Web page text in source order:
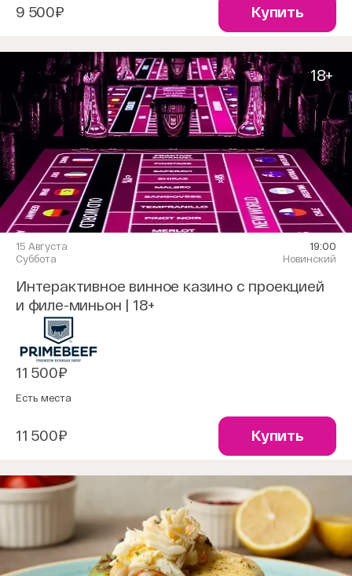
9 500₽ Купить
18+
15 Августа
Суббота
19:00
Новинский
Интерактивное винное казино с проекцией
и филе-миньон | 18+
11 500₽
Есть места
11 500₽ Купить